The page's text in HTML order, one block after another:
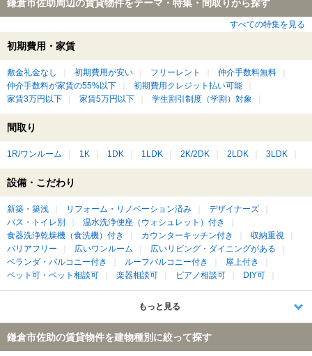
鎌倉市佐助周辺の賃貸物件をテーマ・特集・間取りから探す
すべての特集を見る
初期費用・家賃
敷金礼金なし 初期費用が安い フリーレント
仲介手数料無料
仲介手数料が家賃の55%以下
初期費用クレジット払い可能
家賃3万円以下
家賃5万円以下 学生割引制度（学割）対象
間取り
1R/ワンルーム 1K 1DK 1LDK 2K/2DK 2LDK 3LDK
設備・こだわり
新築・築浅 リフォーム・リノベーション済み
デザイナーズ
バス・トイレ別
温水洗浄便座（ウォシュレット）付き
食器洗浄乾燥機（食洗機）付き
カウンターキッチン付き
収納重視
バリアフリー
広いワンルーム
広いリビング・ダイニングがある
ベランダ・バルコニー付き
ルーフバルコニー付き
屋上付き
ペット可・ペット相談可
楽器相談可 ピアノ相談可 DIY可
もっと見る
鎌倉市佐助の賃貸物件を建物種別に絞って探す